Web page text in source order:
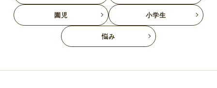
園児 小学生
悩み